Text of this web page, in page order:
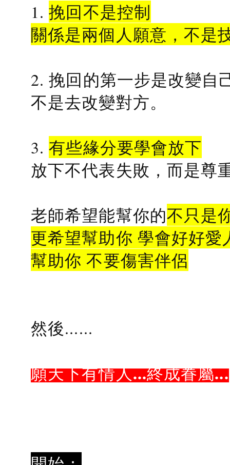
1.挽回不是控制
關係是兩個人願意，不是
2. 挽回的第一步是改變自
不是去改變對方。
3.有些緣分要學會放下
放下不代表失敗，而是尊
老師希望能幫你的不只是
更希望幫助你 學會好好愛
幫助你 不要傷害伴侶
然後......
願天下有情人...終成眷屬...